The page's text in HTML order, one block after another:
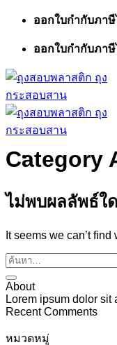
ข้าม
เนื้อหา
ออกใบกำกับภาษี
ออกใบกำกับภาษี
Category
ไม่พบผลลัพธ์ใ
It seems we can’t
About
Lorem ipsum dolor
Recent Comments
หมวดหมู่